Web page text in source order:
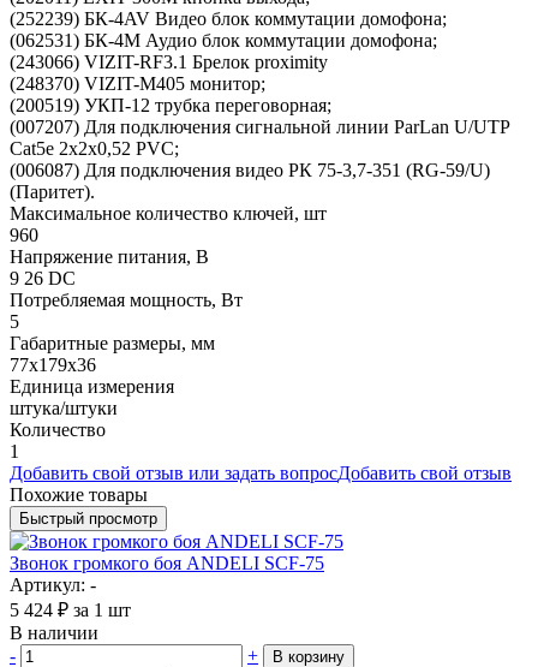
(252239) БК-4AV Видео блок коммутации домофона;
(062531) БК-4М Аудио блок коммутации домофона;
(243066) VIZIT-RF3.1 Брелок proximity
(248370) VIZIT-M405 монитор;
(200519) УКП-12 трубка переговорная;
(007207) Для подключения сигнальной линии ParLan U/UTP
Cat5e 2х2х0,52 PVC;
(006087) Для подключения видео РК 75-3,7-351 (RG-59/U)
(Паритет).
Максимальное количество ключей, шт
960
Напряжение питания, В
9 26 DC
Потребляемая мощность, Вт
5
Габаритные размеры, мм
77х179х36
Единица измерения
штука/штуки
Количество
1
Добавить свой отзыв или задать вопросДобавить свой отзыв
Похожие товары
Быстрый просмотр
Звонок громкого боя ANDELI SCF-75
Артикул: -
5 424 ₽ за 1 шт
В наличии
-
+
В корзину